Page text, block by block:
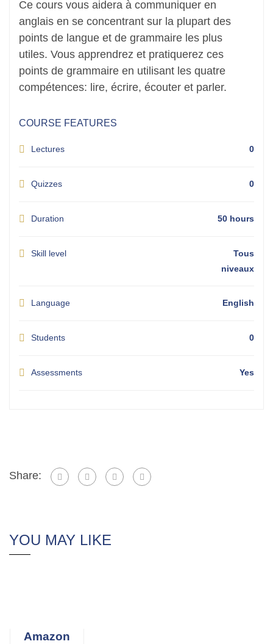
Ce cours vous aidera à communiquer en
anglais en se concentrant sur la plupart des
points de langue et de grammaire les plus
utiles. Vous apprendrez et pratiquerez ces
points de grammaire en utilisant les quatre
compétences: lire, écrire, écouter et parler.
COURSE FEATURES
Lectures 0
Quizzes 0
Duration 50 hours
Skill level
Tous
niveaux
Language English
Students 0
Assessments Yes
Share:
YOU MAY LIKE
Amazon